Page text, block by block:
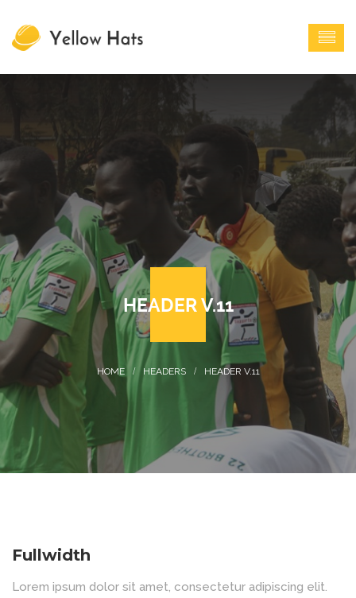
HEADER V.11
HEADERS HEADER V.11
Fullwidth
Lorem ipsum dolor sit amet, consectetur adipiscing elit.